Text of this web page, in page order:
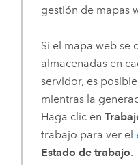
gestión de mapas
Si el mapa web se
almacenadas en
servidor, es
mientras la
Haga clic en
trabajo para ver el
Estado de trabajo.